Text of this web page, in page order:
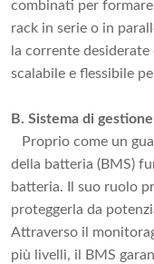
combinati per
rack in serie o in
la corrente
scalabile e flessibile
B. Sistema di
Proprio come un
della batteria (BMS)
batteria. Il suo ruolo
proteggerla da
Attraverso il
più livelli, il BMS